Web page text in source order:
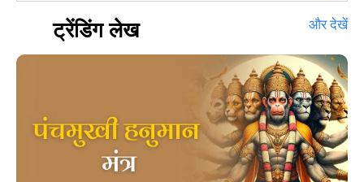
हस्तरेखा शास्त्र
बॉलीवुड
खेल
ट्रेंडिंग लेख और देखें